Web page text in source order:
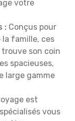
votre
: Conçus pour
la famille, ces
son coin
spacieuses,
large gamme
est
vous